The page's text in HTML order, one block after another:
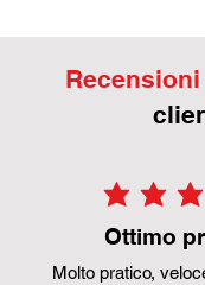
Recensioni
la
Ottimo
Molto pratico,